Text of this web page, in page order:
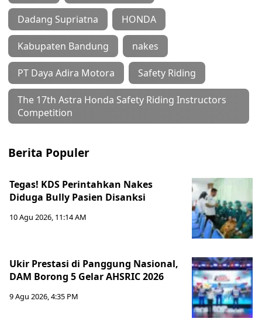
Dadang Supriatna HONDA
Kabupaten Bandung nakes
PT Daya Adira Motora Safety Riding
The 17th Astra Honda Safety Riding Instructors
Competition
Berita Populer
Tegas! KDS Perintahkan Nakes
Diduga Bully Pasien Disanksi
10 Agu 2026, 11:14 AM
Ukir Prestasi di Panggung Nasional,
DAM Borong 5 Gelar AHSRIC 2026
9 Agu 2026, 4:35 PM